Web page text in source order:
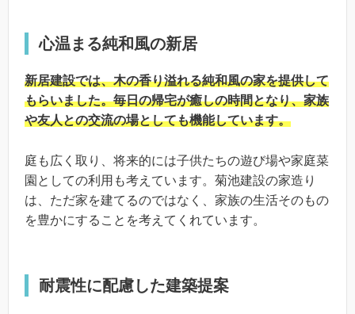
心温まる純和風の新居
新居建設では、木の香り溢れる純和風の家を提供して
もらいました。毎日の帰宅が癒しの時間となり、家族
や友人との交流の場としても機能しています。
庭も広く取り、将来的には子供たちの遊び場や家庭菜
園としての利用も考えています。菊池建設の家造り
は、ただ家を建てるのではなく、家族の生活そのもの
を豊かにすることを考えてくれています。
耐震性に配慮した建築提案